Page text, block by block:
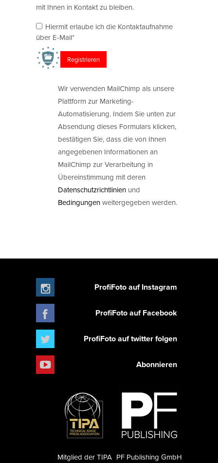
mit Ihnen in Kontakt zu bleiben.
Hiermit erlaube ich die Kontaktaufnahme
über E-Mail*
Wir verwenden MailChimp als unsere
Plattform zur Marketing-
Automatisierung. Indem Sie unten zur
Absendung dieses Formulars klicken,
bestätigen Sie, dass die von Ihnen
angegebenen Informationen an
MailChimp zur Verarbeitung in
Übereinstimmung mit deren
Datenschutzrichtlinien und
Bedingungenweitergegeben werden.
ProfiFoto auf Instagram
ProfiFoto auf Facebook
ProfiFoto auf twitter folgen
Abonnieren
PF Publishing GmbH
Mitglied der TIPA